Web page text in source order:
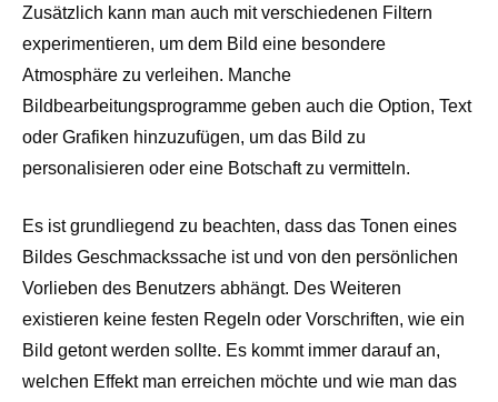
Zusätzlich kann man auch mit verschiedenen Filtern
experimentieren, um dem Bild eine besondere
Atmosphäre zu verleihen. Manche
Bildbearbeitungsprogramme geben auch die Option, Text
oder Grafiken hinzuzufügen, um das Bild zu
personalisieren oder eine Botschaft zu vermitteln.
Es ist grundliegend zu beachten, dass das Tonen eines
Bildes Geschmackssache ist und von den persönlichen
Vorlieben des Benutzers abhängt. Des Weiteren
existieren keine festen Regeln oder Vorschriften, wie ein
Bild getont werden sollte. Es kommt immer darauf an,
welchen Effekt man erreichen möchte und wie man das